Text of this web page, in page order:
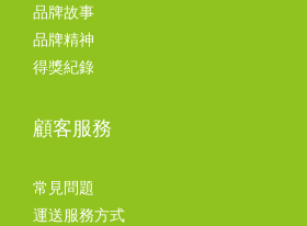
品牌故事
品牌精神
得獎紀錄
顧客服務
常見問題
運送服務方式